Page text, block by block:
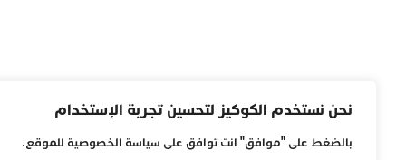
نحن نستخدم الكوكيز لتحسين تجربة الإستخدام
بالضغط على "موافق" انت توافق على سياسة الخصوصية للموقع.